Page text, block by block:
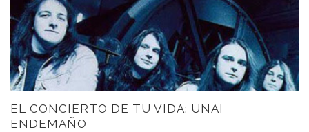
EL CONCIERTO DE TU VIDA: UNAI
ENDEMAÑO